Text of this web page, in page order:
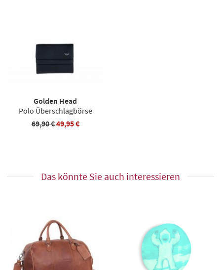
Golden Head
Polo Überschlagbörse
69,90 €49,95 €
Das könnte Sie auch interessieren